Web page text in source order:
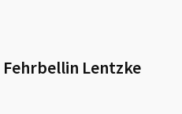
Fehrbellin Lentzke